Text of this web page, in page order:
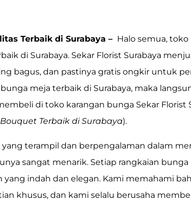
Terbaik di Surabaya – Halo semua,
di Surabaya. Sekar Florist Surabaya
bagus, dan pastinya gratis ongkir untuk
bunga meja terbaik di Surabaya, maka
di toko karangan bunga Sekar Florist
Terbaik di Surabaya).
terampil dan berpengalaman dalam
sangat menarik. Setiap rangkaian
indah dan elegan. Kami memahami
khusus, dan kami selalu berusaha